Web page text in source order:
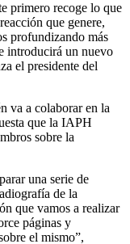
primero recoge lo que
que genere,
profundizando más
introducirá un nuevo
el presidente del
va a colaborar en la
que la IAPH
sobre la
una serie de
de la
que vamos a realizar
páginas y
el mismo”,